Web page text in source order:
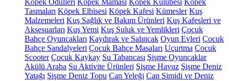
Köpek Ödülleri Köpek Maması Köpek Kulübesi Köpek
Tasmaları Köpek Elbisesi Köpek Kafesi Kümesler Kuş
Malzemeleri Kuş Sağlık ve Bakım Ürünleri Kuş Kafesleri ve
Aksesuarları Kuş Yemi Kuş Suluk ve Yemlikleri Çocuk
Bahçe Oyuncakları Kaydırak ve Salıncak Oyun Evleri Çocuk
Bahçe Sandalyeleri Çocuk Bahçe Masaları Uçurtma Çocuk
Scooter Çocuk Kaykay Su Tabancası Şişme Oyuncaklar
Akülü Araba Su Aktivite Ürünleri Şişme Havuz Şişme Deniz
Yatağı Şişme Deniz Topu Can Yeleği Can Simidi ve Deniz